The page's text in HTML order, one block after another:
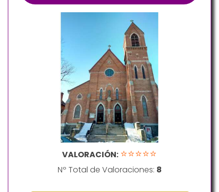
VALORACIÓN: ⭐⭐⭐⭐⭐
Nº Total de Valoraciones: 8